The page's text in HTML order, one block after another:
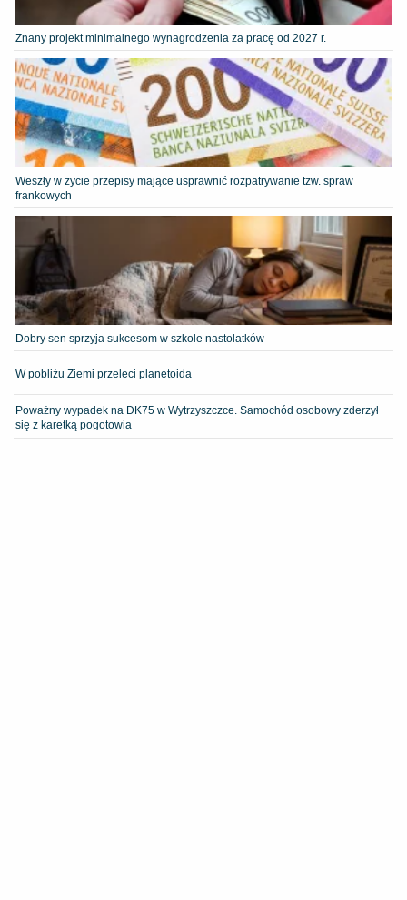
Znany projekt minimalnego wynagrodzenia za pracę od 2027 r.
Weszły w życie przepisy mające usprawnić rozpatrywanie tzw. spraw
frankowych
Dobry sen sprzyja sukcesom w szkole nastolatków
W pobliżu Ziemi przeleci planetoida
Poważny wypadek na DK75 w Wytrzyszczce. Samochód osobowy zderzył
się z karetką pogotowia